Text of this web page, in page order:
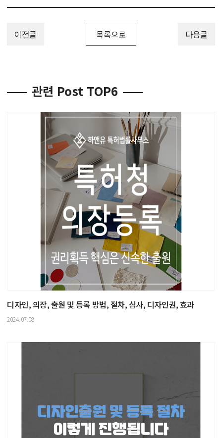
이전글 목록으로 다음글
관련 Post TOP6
디자인, 의장, 출원 및 등록 방법, 절차, 심사, 디자인권, 효과
2024.07.08